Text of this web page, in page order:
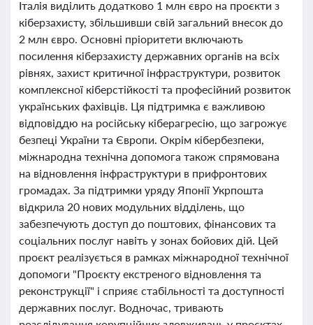
Італія виділить додатково 1 млн євро на проєкти з
кіберзахисту, збільшивши свій загальний внесок до
2 млн євро. Основні пріоритети включають
посилення кіберзахисту державних органів на всіх
рівнях, захист критичної інфраструктури, розвиток
комплексної кіберстійкості та професійний розвиток
українських фахівців. Ця підтримка є важливою
відповіддю на російську кіберагресію, що загрожує
безпеці України та Європи. Окрім кібербезпеки,
міжнародна технічна допомога також спрямована
на відновлення інфраструктури в прифронтових
громадах. За підтримки уряду Японії Укрпошта
відкрила 20 нових модульних відділень, що
забезпечують доступ до поштових, фінансових та
соціальних послуг навіть у зонах бойових дій. Цей
проєкт реалізується в рамках міжнародної технічної
допомоги "Проєкту екстреного відновлення та
реконструкції" і сприяє стабільності та доступності
державних послуг. Водночас, тривають